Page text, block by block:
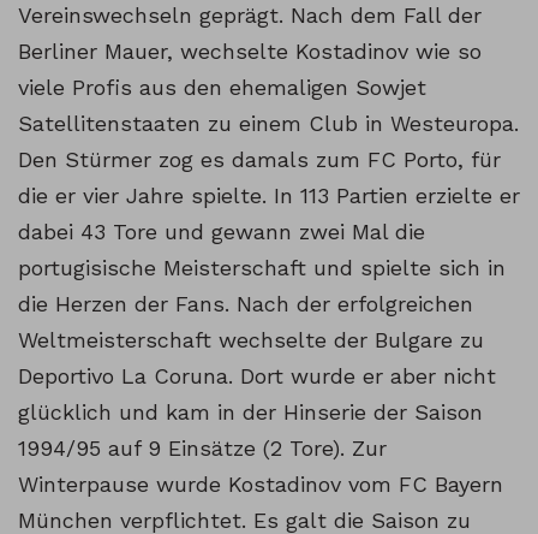
Inhalt entsperren
Weitere Informationen
Vereinswechseln geprägt. Nach dem Fall der
Berliner Mauer, wechselte Kostadinov wie so
viele Profis aus den ehemaligen Sowjet
Satellitenstaaten zu einem Club in Westeuropa.
Den Stürmer zog es damals zum FC Porto, für
die er vier Jahre spielte. In 113 Partien erzielte er
dabei 43 Tore und gewann zwei Mal die
portugisische Meisterschaft und spielte sich in
die Herzen der Fans. Nach der erfolgreichen
Weltmeisterschaft wechselte der Bulgare zu
Deportivo La Coruna. Dort wurde er aber nicht
glücklich und kam in der Hinserie der Saison
1994/95 auf 9 Einsätze (2 Tore). Zur
Winterpause wurde Kostadinov vom FC Bayern
München verpflichtet. Es galt die Saison zu